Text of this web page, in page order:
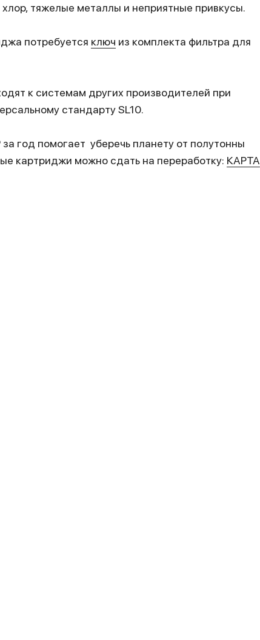
тяжелые металлы и неприятные привкусы.
потребуется ключ из комплекта фильтра для
к системам других производителей при
стандарту SL10.
год помогает уберечь планету от полутонны
картриджи можно сдать на переработку: КАРТА